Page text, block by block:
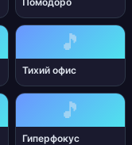
🎵
Тихий офис
🎵
Гиперфокус